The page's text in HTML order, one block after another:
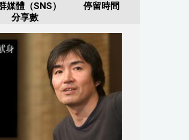
媒體（SNS）
分享數
停留時間